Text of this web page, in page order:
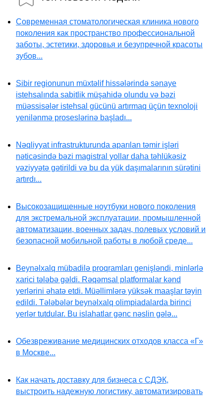
Современная стоматологическая клиника нового
поколения как пространство профессиональной
заботы, эстетики, здоровья и безупречной красоты
зубов...
Sibir regionunun müxtəlif hissələrində sənaye
istehsalında sabitlik müşahidə olundu və bəzi
müəssisələr istehsal gücünü artırmaq üçün texnoloji
yenilənmə proseslərinə başladı...
Nəqliyyat infrastrukturunda aparılan təmir işləri
nəticəsində bəzi magistral yollar daha təhlükəsiz
vəziyyətə gətirildi və bu da yük daşımalarının sürətini
artırdı...
Высокозащищенные ноутбуки нового поколения
для экстремальной эксплуатации, промышленной
автоматизации, военных задач, полевых условий и
безопасной мобильной работы в любой среде...
Beynəlxalq mübadilə proqramları genişləndi, minlərlə
xarici tələbə gəldi. Rəqəmsal platformalar kənd
yerlərini əhatə etdi. Müəllimlərə yüksək maaşlar təyin
edildi. Tələbələr beynəlxalq olimpiadalarda birinci
yerlər tutdular. Bu islahatlar gənc nəslin gələ...
Обезвреживание медицинских отходов класса «Г»
в Москве...
Как начать доставку для бизнеса с СДЭК,
выстроить надежную логистику, автоматизировать